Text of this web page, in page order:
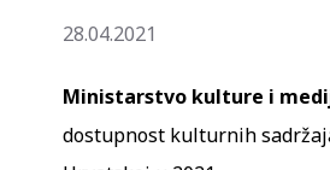
28.04.2021
Ministarstvo kulture i
dostupnost kulturnih